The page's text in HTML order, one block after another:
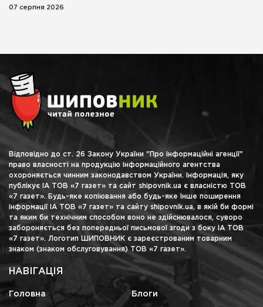
07 серпня 2026
Відповідно до ст. 26 Закону України "Про інформаційні агенції"
право власності на продукцію інформаційного агентства
охороняється чинним законодавством України. Інформація, яку
публікує ІА ТОВ «7 газет» та сайт shipovnik.ua є власністю ТОВ
«7 газет». Будь-яке копіювання або будь-яке інше поширення
інформації ІА ТОВ «7 газет» та сайту shipovnik.ua, в якій би формі
та яким би технічним способом воно не здійснювалося, суворо
забороняється без попередньої письмової згоди з боку ІА ТОВ
«7 газет». Логотип ШИПОВНИК є зареєстрованим товарним
знаком (знаком обслуговування) ТОВ «7 газет».
НАВІГАЦІЯ
Головна Блоги